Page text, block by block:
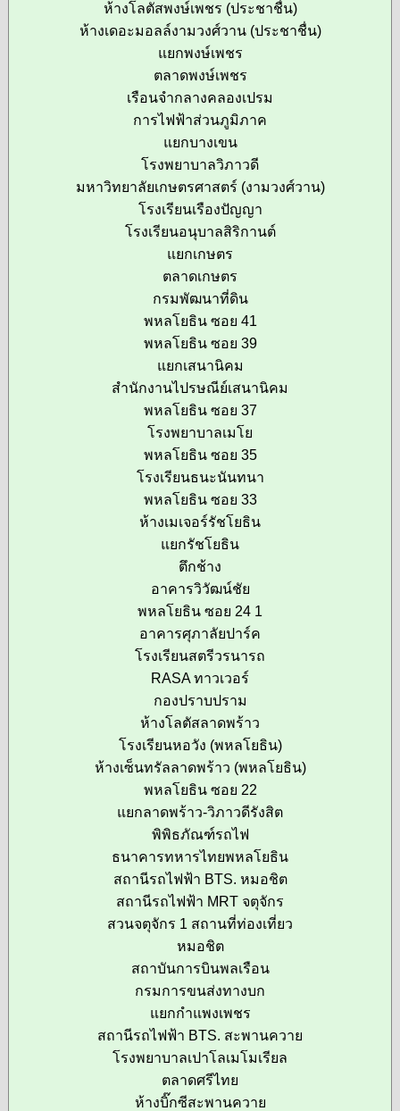
ห้างโลตัสพงษ์เพชร (ประชาชื่น)
ห้างเดอะมอลล์งามวงศ์วาน (ประชาชื่น)
แยกพงษ์เพชร
ตลาดพงษ์เพชร
เรือนจำกลางคลองเปรม
การไฟฟ้าส่วนภูมิภาค
แยกบางเขน
โรงพยาบาลวิภาวดี
มหาวิทยาลัยเกษตรศาสตร์ (งามวงศ์วาน)
โรงเรียนเรืองปัญญา
โรงเรียนอนุบาลสิริกานต์
แยกเกษตร
ตลาดเกษตร
กรมพัฒนาที่ดิน
พหลโยธิน ซอย 41
พหลโยธิน ซอย 39
แยกเสนานิคม
สำนักงานไปรษณีย์เสนานิคม
พหลโยธิน ซอย 37
โรงพยาบาลเมโย
พหลโยธิน ซอย 35
โรงเรียนธนะนันทนา
พหลโยธิน ซอย 33
ห้างเมเจอร์รัชโยธิน
แยกรัชโยธิน
ตึกช้าง
อาคารวิวัฒน์ชัย
พหลโยธิน ซอย 24 1
อาคารศุภาลัยปาร์ค
โรงเรียนสตรีวรนารถ
RASA ทาวเวอร์
กองปราบปราม
ห้างโลตัสลาดพร้าว
โรงเรียนหอวัง (พหลโยธิน)
ห้างเซ็นทรัลลาดพร้าว (พหลโยธิน)
พหลโยธิน ซอย 22
แยกลาดพร้าว-วิภาวดีรังสิต
พิพิธภัณฑ์รถไฟ
ธนาคารทหารไทยพหลโยธิน
สถานีรถไฟฟ้า BTS. หมอชิต
สถานีรถไฟฟ้า MRT จตุจักร
สวนจตุจักร 1 สถานที่ท่องเที่ยว
หมอชิต
สถาบันการบินพลเรือน
กรมการขนส่งทางบก
แยกกำแพงเพชร
สถานีรถไฟฟ้า BTS. สะพานควาย
โรงพยาบาลเปาโลเมโมเรียล
ตลาดศรีไทย
ห้างบิ๊กซีสะพานควาย